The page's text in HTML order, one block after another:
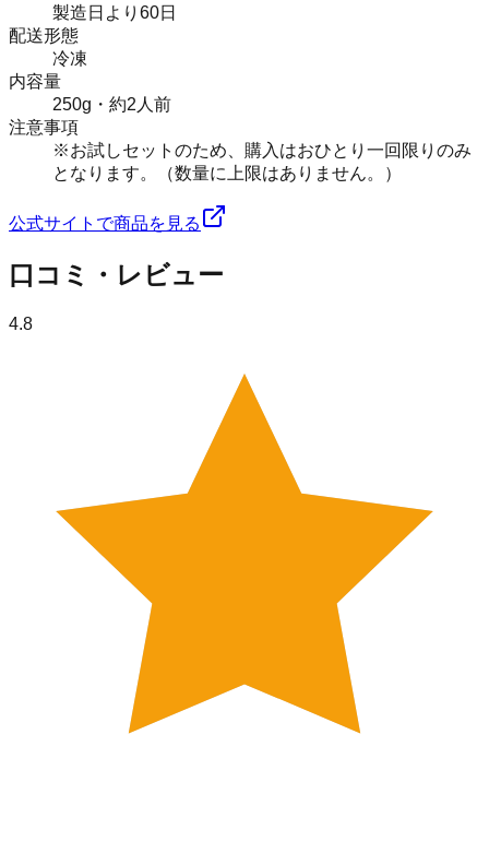
製造日より60日
配送形態
冷凍
内容量
250g・約2人前
注意事項
※お試しセットのため、購入はおひとり一回限りのみ
となります。（数量に上限はありません。）
公式サイトで商品を見る
口コミ・レビュー
4.8